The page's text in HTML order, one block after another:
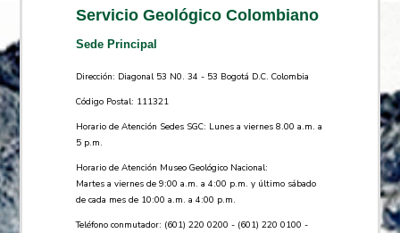
Servicio Geológico Colombiano
Sede Principal
Dirección: Diagonal 53 N0. 34 - 53 Bogotá D.C. Colombia
Código Postal: 111321
Horario de Atención Sedes SGC: Lunes a viernes 8.00 a.m. a
5 p.m.
Horario de Atención Museo Geológico Nacional:
Martes a viernes de 9:00 a.m. a 4:00 p.m. y último sábado
de cada mes de 10:00 a.m. a 4:00 p.m.
Teléfono conmutador: (601) 220 0200 - (601) 220 0100 -